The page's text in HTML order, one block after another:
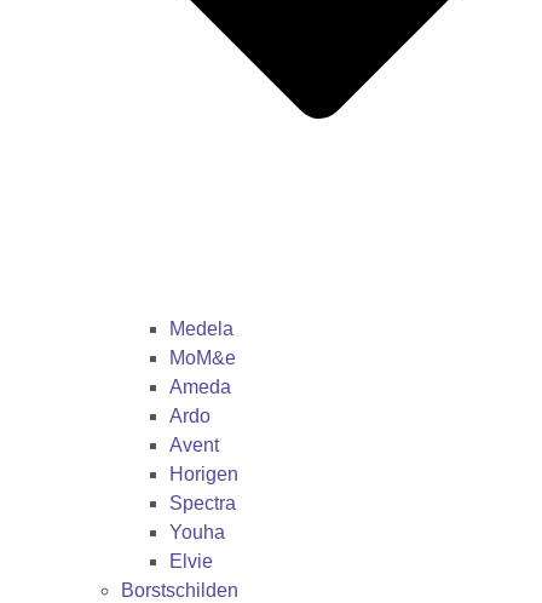
Medela
MoM&e
Ameda
Ardo
Avent
Horigen
Spectra
Youha
Elvie
Borstschilden